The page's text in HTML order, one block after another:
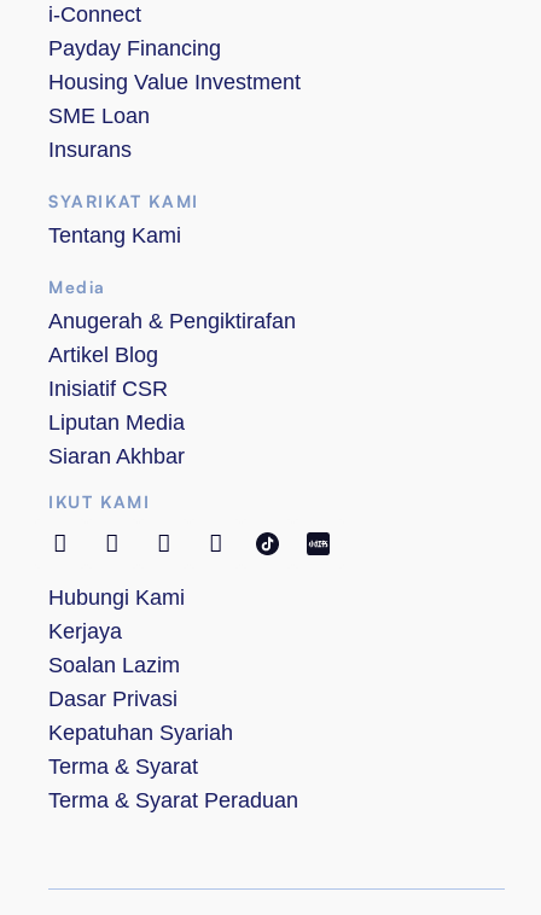
i-Connect
Payday Financing
Housing Value Investment
SME Loan
Insurans
SYARIKAT KAMI
Tentang Kami
Media
Anugerah & Pengiktirafan
Artikel Blog
Inisiatif CSR
Liputan Media
Siaran Akhbar
IKUT KAMI
Hubungi Kami
Kerjaya
Soalan Lazim
Dasar Privasi
Kepatuhan Syariah
Terma & Syarat
Terma & Syarat Peraduan